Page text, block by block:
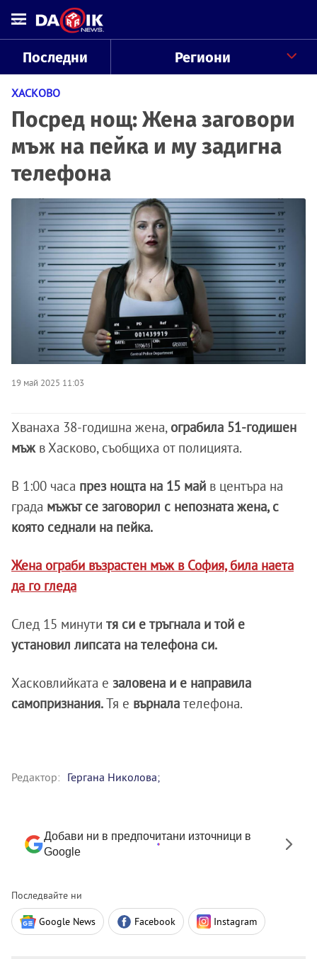
Последни Региони
ХАСКОВО
Посред нощ: Жена заговори
мъж на пейка и му задигна
телефона
19 май 2025 11:03
Хванаха 38-годишна жена, ограбила 51-годишен
мъж в Хасково, съобщиха от полицията.
В 1:00 часа през нощта на 15 май в центъра на
града мъжът се заговорил с непозната жена, с
която седнали на пейка.
Жена ограби възрастен мъж в София, била наета
да го гледа
След 15 минути тя си е тръгнала и той е
установил липсата на телефона си.
Хасковлийката е заловена и е направила
самопризнания.Тя е върнала телефона.
Редактор: Гергана Николова;
Добави ни в предпочитани източници в
Google
Последвайте ни
Google News Facebook Instagram